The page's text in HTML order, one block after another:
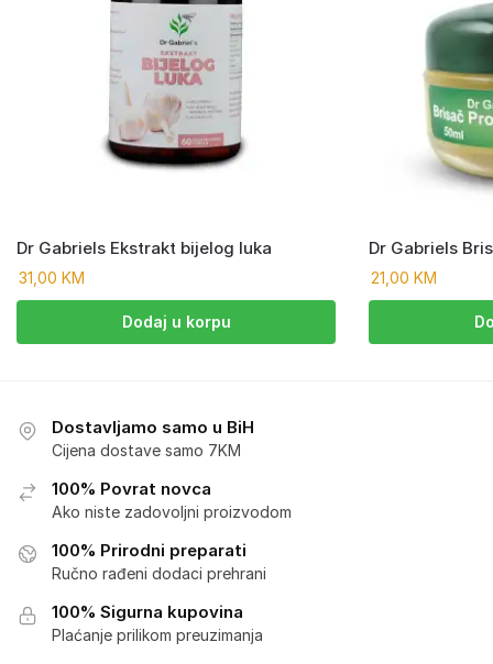
Dr Gabriels Ekstrakt bijelog luka
31,00 KM
Dodaj u korpu
Dr Gabriels
21,00 KM
Dostavljamo samo u BiH
Cijena dostave samo 7KM
100% Povrat novca
Ako niste zadovoljni proizvodom
100% Prirodni preparati
Ručno rađeni dodaci prehrani
100% Sigurna kupovina
Plaćanje prilikom preuzimanja